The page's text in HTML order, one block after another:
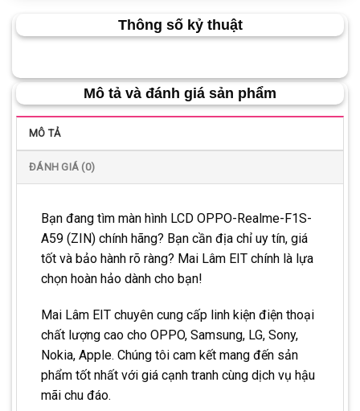
Thông số kỷ thuật
Mô tả và đánh giá sản phẩm
MÔ TẢ
ĐÁNH GIÁ (0)
Bạn đang tìm màn hình LCD OPPO-Realme-F1S-
A59 (ZIN) chính hãng? Bạn cần địa chỉ uy tín, giá
tốt và bảo hành rõ ràng? Mai Lâm EIT chính là lựa
chọn hoàn hảo dành cho bạn!
Mai Lâm EIT chuyên cung cấp linh kiện điện thoại
chất lượng cao cho OPPO, Samsung, LG, Sony,
Nokia, Apple. Chúng tôi cam kết mang đến sản
phẩm tốt nhất với giá cạnh tranh cùng dịch vụ hậu
mãi chu đáo.